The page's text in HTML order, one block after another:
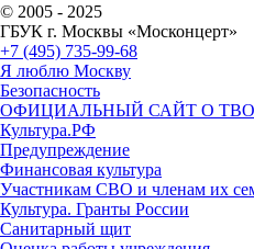
© 2005 - 2025
ГБУК г. Москвы «Москонцерт»
+7 (495) 735-99-68
Я люблю Москву
Безопасность
ОФИЦИАЛЬНЫЙ САЙТ О
Культура.РФ
Предупреждение
Финансовая культура
Участникам СВО и членам их
Культура. Гранты России
Санитарный щит